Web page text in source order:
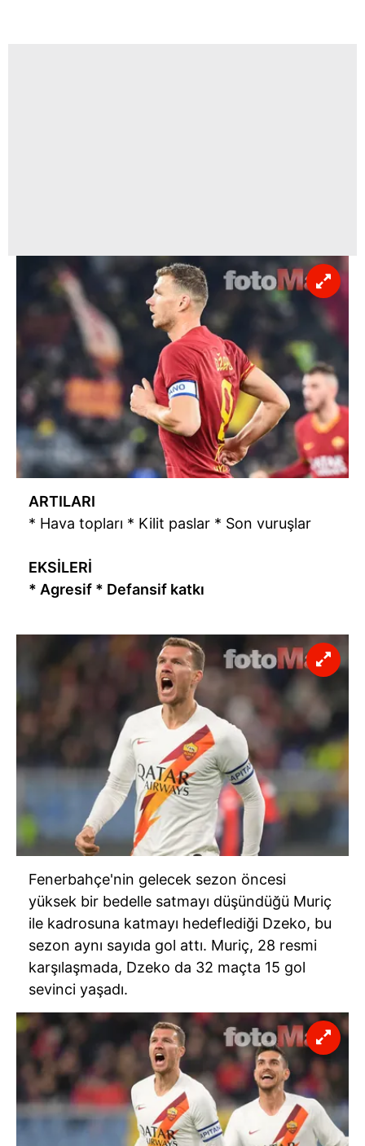
ARTILARI
* Hava topları * Kilit paslar * Son vuruşlar
EKSİLERİ
* Agresif * Defansif katkı
Fenerbahçe'nin gelecek sezon öncesi
yüksek bir bedelle satmayı düşündüğü Muriç
ile kadrosuna katmayı hedeflediği Dzeko, bu
sezon aynı sayıda gol attı. Muriç, 28 resmi
karşılaşmada, Dzeko da 32 maçta 15 gol
sevinci yaşadı.